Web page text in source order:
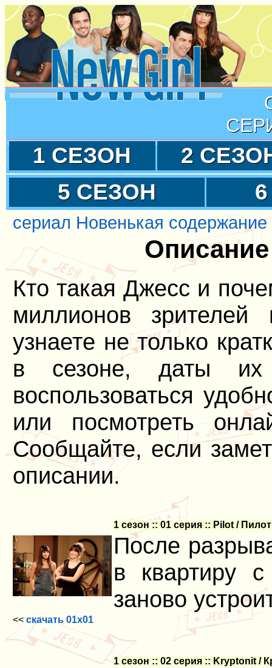
1 СЕЗОН
2
5 СЕЗОН
сериал Новенькая содержание
Кто такая Джесс и
миллионов
узнаете не только
в сезоне, даты
воспользоваться
или посмотреть
Сообщайте, если
описании.
1 сезон :: 01 серия :: Pilot / Пилот
После
в квартиру
заново
<<скачать 01x01
1 сезон :: 02 серия :: Kryptonit /